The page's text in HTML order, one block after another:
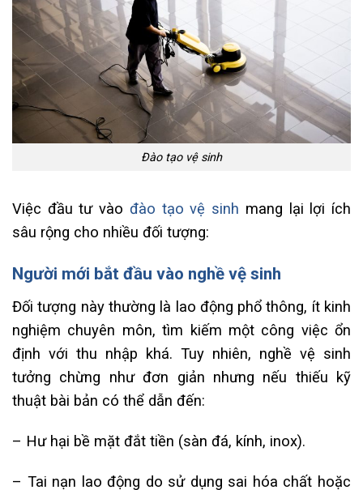
Đào tạo vệ sinh
Việc đầu tư vào đào tạo vệ sinh mang lại lợi ích
sâu rộng cho nhiều đối tượng:
Người mới bắt đầu vào nghề vệ sinh
Đối tượng này thường là lao động phổ thông, ít kinh
nghiệm chuyên môn, tìm kiếm một công việc ổn
định với thu nhập khá. Tuy nhiên, nghề vệ sinh
tưởng chừng như đơn giản nhưng nếu thiếu kỹ
thuật bài bản có thể dẫn đến:
– Hư hại bề mặt đắt tiền (sàn đá, kính, inox).
– Tai nạn lao động do sử dụng sai hóa chất hoặc